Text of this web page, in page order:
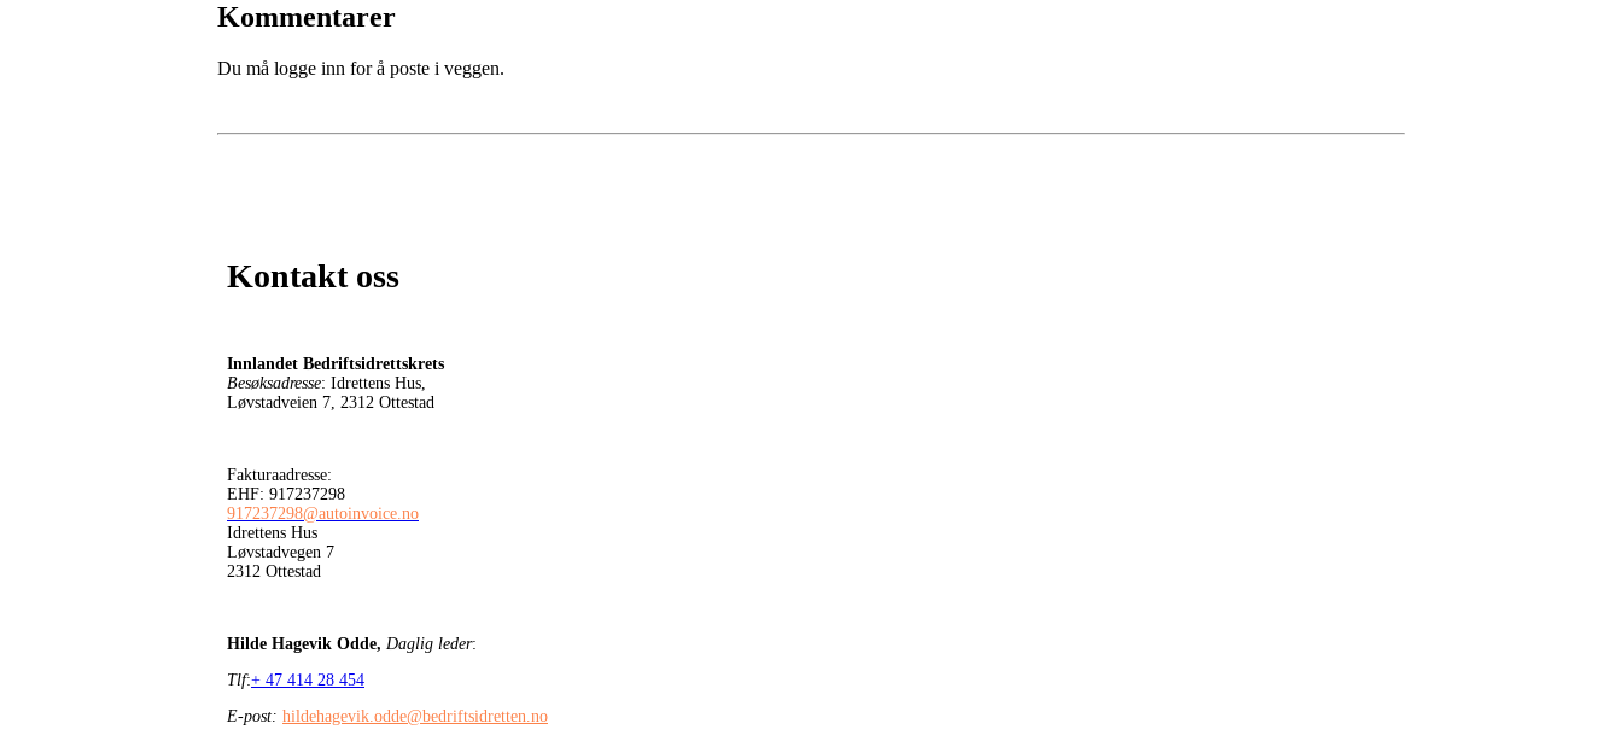
Kommentarer
Du må logge inn for å poste i veggen.
Kontakt oss
Innlandet Bedriftsidrettskrets
Besøksadresse: Idrettens Hus,
Løvstadveien 7, 2312 Ottestad
Fakturaadresse:
EHF: 917237298
917237298@autoinvoice.no
Idrettens Hus
Løvstadvegen 7
2312 Ottestad
Hilde Hagevik Odde, Daglig leder:
Tlf:+ 47 414 28 454
E-post: hildehagevik.odde@bedriftsidretten.no